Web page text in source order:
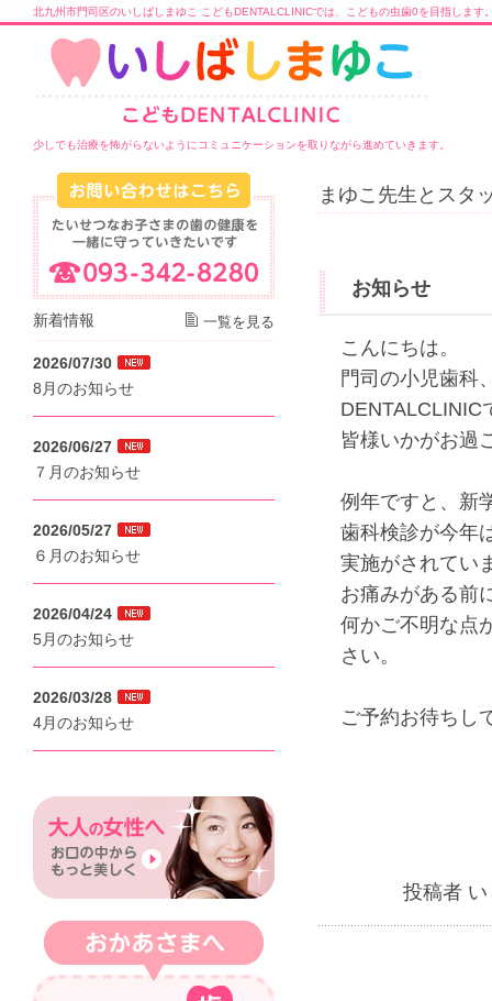
北九州市門司区のいしばしまゆこ こどもDENTALCLINICでは、こどもの虫歯0を目指します
少しでも治療を怖がらないようにコミュニケーションを取りながら進めていきます。
まゆこ先生とスタ
お知らせ
こんにちは。
門司の小児歯科
DENTALCLINIC
皆様いかがお過
例年ですと、新
歯科検診が今年
実施がされてい
お痛みがある前
何かご不明な点
さい。
ご予約お待ちし
投稿者
新着情報 一覧を見る
2026/07/30
8月のお知らせ
2026/06/27
７月のお知らせ
2026/05/27
６月のお知らせ
2026/04/24
5月のお知らせ
2026/03/28
4月のお知らせ